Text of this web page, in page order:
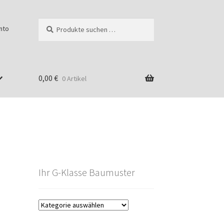
nach:
0,00 € 0 Artikel
Ihr G-Klasse Baumuster